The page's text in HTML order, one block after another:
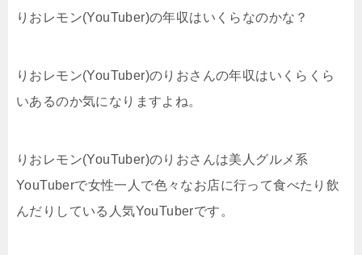
りおレモン(YouTuber)の年収はいくらなのかな？
りおレモン(YouTuber)のりおさんの年収はいくらくら
いあるのか気になりますよね。
りおレモン(YouTuber)のりおさんは美人グルメ系
YouTuberで女性一人で色々なお店に行って食べたり飲
んだりしている人気YouTuberです。